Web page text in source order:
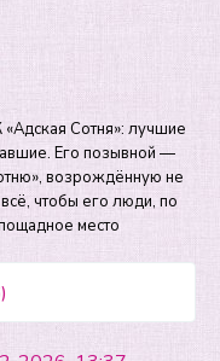
Сотня»: лучшие
Его позывной —
возрождённую не
чтобы его люди, по
место